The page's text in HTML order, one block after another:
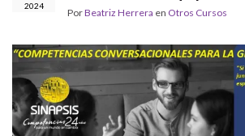
2024
PorBeatriz Herrera en Otros Cursos